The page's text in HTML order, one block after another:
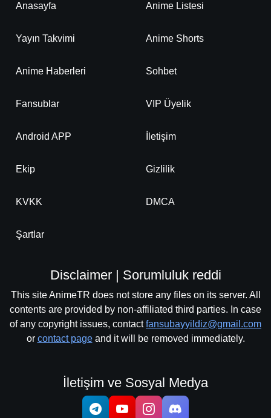
Anasayfa Anime Listesi
Yayın Takvimi Anime Shorts
Anime Haberleri Sohbet
Fansublar VIP Üyelik
Android APP İletişim
Ekip Gizlilik
KVKK DMCA
Şartlar
Disclaimer | Sorumluluk reddi
This site AnimeTR does not store any files on its server. All
contents are provided by non-affiliated third parties. In case
of any copyright issues, contactfansubayyildiz@gmail.com
or contact pageand it will be removed immediately.
İletişim ve Sosyal Medya